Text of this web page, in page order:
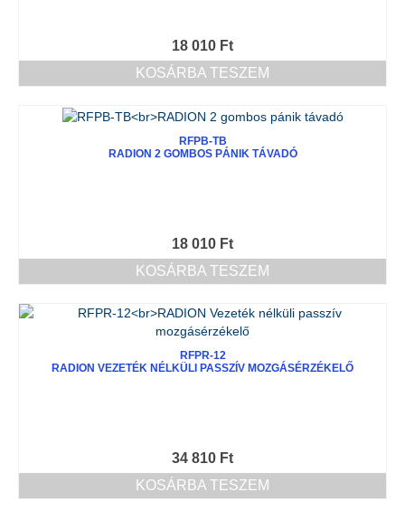
18 010 Ft
KOSÁRBA TESZEM
RFPB-TB
RADION 2 GOMBOS PÁNIK TÁVADÓ
18 010 Ft
KOSÁRBA TESZEM
RFPR-12
RADION VEZETÉK NÉLKÜLI PASSZÍV MOZGÁSÉRZÉKELŐ
34 810 Ft
KOSÁRBA TESZEM